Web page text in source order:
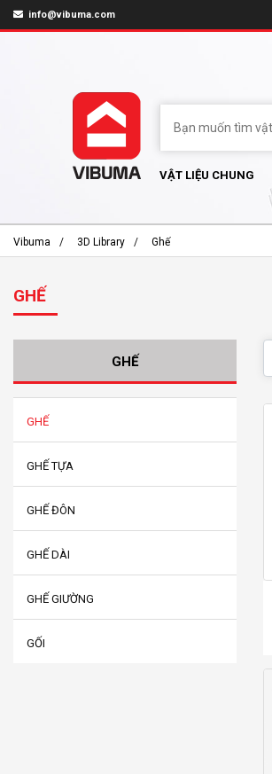
info@vibuma.com
VẬT LIỆU CHUNG
Vibuma 3D Library Ghế
GHẾ
GHẾ
GHẾ
GHẾ TỰA
GHẾ ĐÔN
GHẾ DÀI
GHẾ GIƯỜNG
GỐI